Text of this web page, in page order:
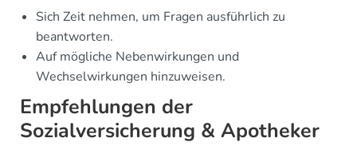
Sich Zeit nehmen, um Fragen ausführlich zu
beantworten.
Auf mögliche Nebenwirkungen und
Wechselwirkungen hinzuweisen.
Empfehlungen der
Sozialversicherung & Apotheker